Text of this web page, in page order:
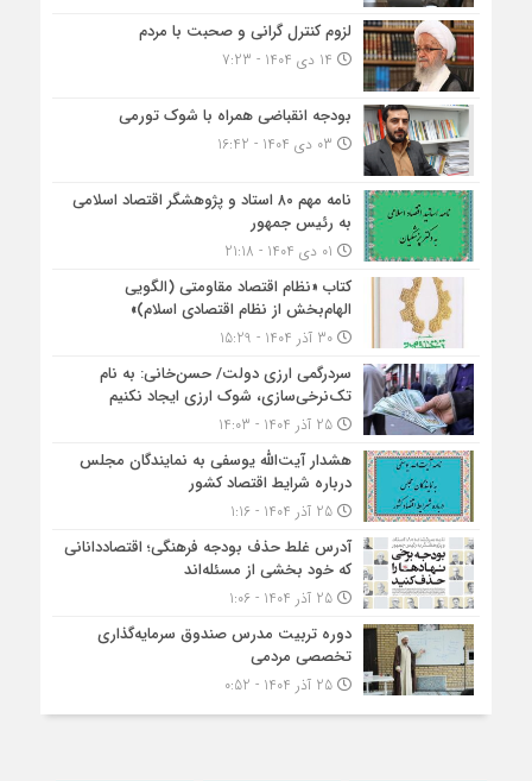
لزوم کنترل گرانی و صحبت با مردم
بودجه انقباضی همراه با شوک تورمی
نامه مهم ۸۰ استاد و پژوهشگر اقتصاد اسلامی
به رئیس جمهور
کتاب «نظام اقتصاد مقاومتی (الگویی
الهام‌بخش از نظام اقتصادی اسلام)»
30 آذر 1404 - 15:29
سردرگمی ارزی دولت/ حسن‌خانی: به نام
تک‌نرخی‌سازی، شوک ارزی ایجاد نکنیم
25 آذر 1404 - 14:03
هشدار آیت‌الله یوسفی به نمایندگان مجلس
درباره شرایط اقتصاد کشور
25 آذر 1404 - 1:16
آدرس غلط حذف بودجه فرهنگی؛ اقتصاددانانی
که خود بخشی از مسئله‌اند
25 آذر 1404 - 1:06
دوره تربیت مدرس صندوق سرمایه‌گذاری
تخصصی مردمی
25 آذر 1404 - 0:52